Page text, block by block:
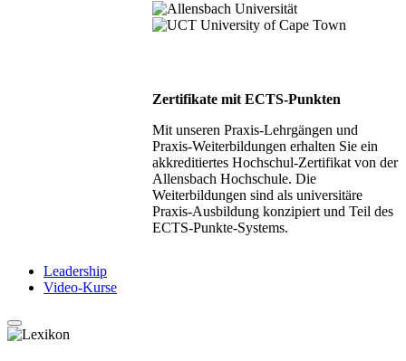
Zertifikate mit ECTS-Punkten
Mit unseren Praxis-Lehrgängen und
Praxis-Weiterbildungen erhalten Sie ein
akkreditiertes Hochschul-Zertifikat von der
Allensbach Hochschule. Die
Weiterbildungen sind als universitäre
Praxis-Ausbildung konzipiert und Teil des
ECTS-Punkte-Systems.
Leadership
Video-Kurse